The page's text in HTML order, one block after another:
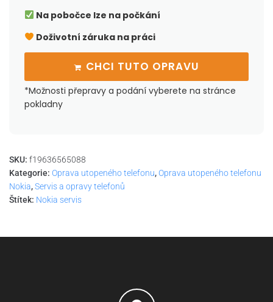
Na pobočce lze na počkání
Doživotní záruka na práci
CHCI TUTO OPRAVU
*Možnosti přepravy a podání vyberete na stránce
pokladny
SKU: f19636565088
Kategorie: Oprava utopeného telefonu,Oprava utopeného telefonu
Nokia,Servis a opravy telefonů
Štítek: Nokia servis